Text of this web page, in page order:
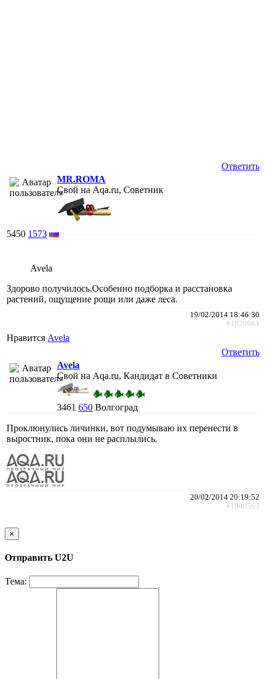
Ответить
MR.ROMA
Свой на Aqa.ru, Советник
5450 1573
Avela
Здорово получилось.Особенно подборка и расстановка
растений, ощущение рощи или даже леса.
19/02/2014 18:46:30
#1939984
Нравится Avela
Ответить
Avela
Свой на Aqa.ru, Кандидат в Советники
3461 650 Волгоград
Проклюнулись личинки, вот подумываю их перенести в
выростник, пока они не расплылись.
20/02/2014 20:19:52
#1940563
×
Отправить U2U
Тема: